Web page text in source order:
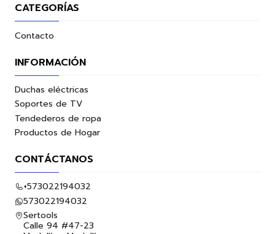
CATEGORÍAS
Contacto
INFORMACIÓN
Duchas eléctricas
Soportes de TV
Tendederos de ropa
Productos de Hogar
CONTÁCTANOS
+573022194032
573022194032
Sertools
Calle 94 #47-23